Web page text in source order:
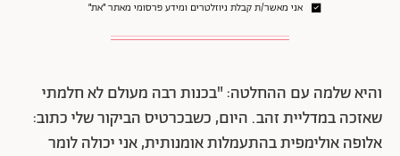
אני מאשר/ת קבלת ניוזלטרים ומידע פרסומי מאתר ״את״
והיא שלמה עם ההחלטה: "בכנות רבה מעולם לא חלמתי
שאזכה במדליית זהב. היום, כשבכרטיס הביקור שלי כתוב:
אלופה אולימפית בהתעמלות אומנותית, אני יכולה לומר